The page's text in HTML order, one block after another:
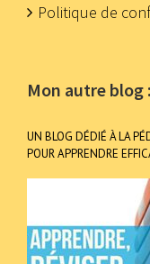
Politique de
Mon autre blog :
UN BLOG DÉDIÉ À LA
POUR APPRENDRE